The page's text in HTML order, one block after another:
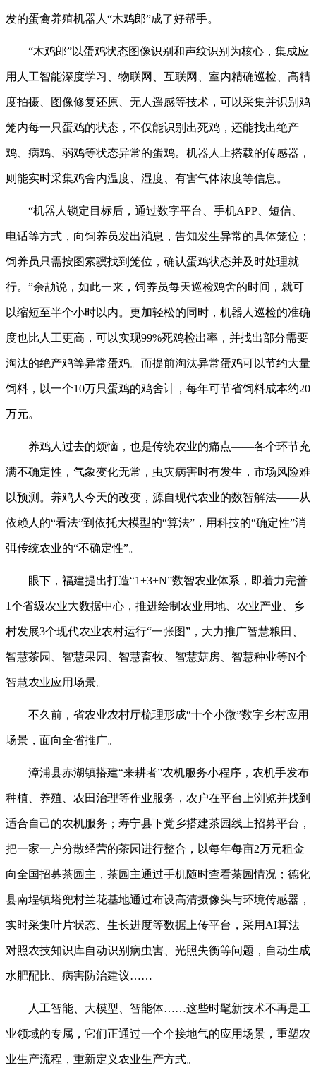
发的蛋禽养殖机器人“木鸡郎”成了好帮手。
“木鸡郎”以蛋鸡状态图像识别和声纹识别为核心，集成应
用人工智能深度学习、物联网、互联网、室内精确巡检、高精
度拍摄、图像修复还原、无人遥感等技术，可以采集并识别鸡
笼内每一只蛋鸡的状态，不仅能识别出死鸡，还能找出绝产
鸡、病鸡、弱鸡等状态异常的蛋鸡。机器人上搭载的传感器，
则能实时采集鸡舍内温度、湿度、有害气体浓度等信息。
“机器人锁定目标后，通过数字平台、手机APP、短信、
电话等方式，向饲养员发出消息，告知发生异常的具体笼位；
饲养员只需按图索骥找到笼位，确认蛋鸡状态并及时处理就
行。”余劼说，如此一来，饲养员每天巡检鸡舍的时间，就可
以缩短至半个小时以内。更加轻松的同时，机器人巡检的准确
度也比人工更高，可以实现99%死鸡检出率，并找出部分需要
淘汰的绝产鸡等异常蛋鸡。而提前淘汰异常蛋鸡可以节约大量
饲料，以一个10万只蛋鸡的鸡舍计，每年可节省饲料成本约20
万元。
养鸡人过去的烦恼，也是传统农业的痛点——各个环节充
满不确定性，气象变化无常，虫灾病害时有发生，市场风险难
以预测。养鸡人今天的改变，源自现代农业的数智解法——从
依赖人的“看法”到依托大模型的“算法”，用科技的“确定性”消
弭传统农业的“不确定性”。
眼下，福建提出打造“1+3+N”数智农业体系，即着力完善
1个省级农业大数据中心，推进绘制农业用地、农业产业、乡
村发展3个现代农业农村运行“一张图”，大力推广智慧粮田、
智慧茶园、智慧果园、智慧畜牧、智慧菇房、智慧种业等N个
智慧农业应用场景。
不久前，省农业农村厅梳理形成“十个小微”数字乡村应用
场景，面向全省推广。
漳浦县赤湖镇搭建“来耕者”农机服务小程序，农机手发布
种植、养殖、农田治理等作业服务，农户在平台上浏览并找到
适合自己的农机服务；寿宁县下党乡搭建茶园线上招募平台，
把一家一户分散经营的茶园进行整合，以每年每亩2万元租金
向全国招募茶园主，茶园主通过手机随时查看茶园情况；德化
县南埕镇塔兜村兰花基地通过布设高清摄像头与环境传感器，
实时采集叶片状态、生长进度等数据上传平台，采用AI算法
对照农技知识库自动识别病虫害、光照失衡等问题，自动生成
水肥配比、病害防治建议……
人工智能、大模型、智能体……这些时髦新技术不再是工
业领域的专属，它们正通过一个个接地气的应用场景，重塑农
业生产流程，重新定义农业生产方式。